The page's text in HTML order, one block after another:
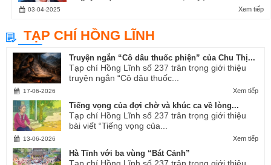
Xem tiếp
03-04-2025
TẠP CHÍ HỒNG LĨNH
Truyện ngắn “Cô dâu thuốc phiện” của Chu Thị...
Tạp chí Hồng Lĩnh số 237 trân trọng giới thiệu
truyện ngắn “Cô dâu thuốc...
Xem tiếp
17-06-2026
Tiếng vọng của đợi chờ và khúc ca về lòng...
Tạp chí Hồng Lĩnh số 237 trân trọng giới thiệu
bài viết “Tiếng vọng của...
Xem tiếp
13-06-2026
Hà Tĩnh với ba vùng “Bát Cảnh”